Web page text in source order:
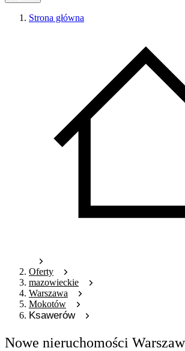
Strona główna
Oferty
mazowieckie
Warszawa
Mokotów
Ksawerów
Nowe nieruchomości